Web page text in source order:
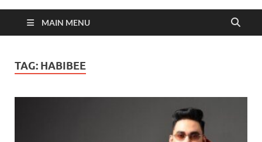
MAIN MENU
TAG: HABIBEE